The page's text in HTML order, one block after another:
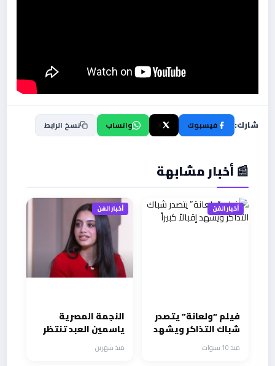
شارك: فيسبوك واتساب نسخ الرابط
📰 أخبار مشابهة
أخبار الفن
فيلم “ولعانة” يتصدر
شباك التذاكر ويشهد
إقبالاً كبيراًمنذ 10 سنوات
أخبار الفن
النجمة المصرية
ياسمين العبد تنتظر
إبن النصابة وتواصل
نشاطها الفني بنجاح
منذ شهرين